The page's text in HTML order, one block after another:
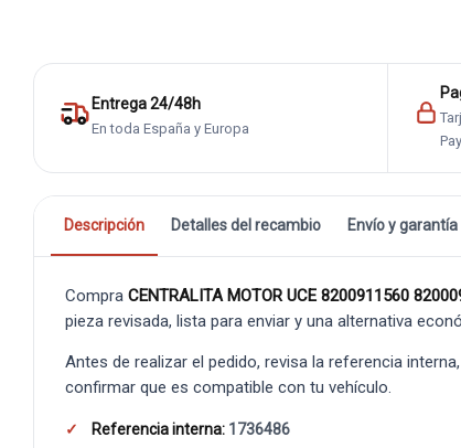
Entrega 24/48h
En toda España y Europa
Descripción Detalles del recambio Envío y garantía
Compra CENTRALITA MOTOR UCE 8200911560
pieza revisada, lista para enviar y una alternativa
Antes de realizar el pedido, revisa la referencia
confirmar que es compatible con tu vehículo.
Referencia interna: 1736486